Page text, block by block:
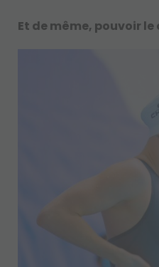
Et de même, pouvoir